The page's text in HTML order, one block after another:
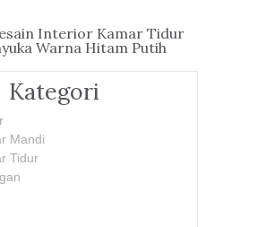
Interior Kamar Tidur
Warna Hitam Putih
Kategori
Mandi
Tidur